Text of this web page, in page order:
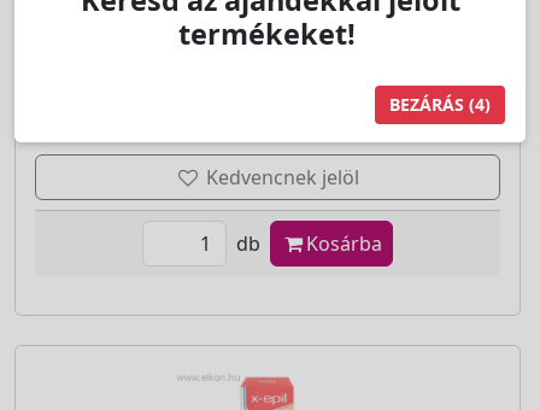
Kedvencnek jelöl
db Kosárba
termékeket!
BEZÁRÁS (4)